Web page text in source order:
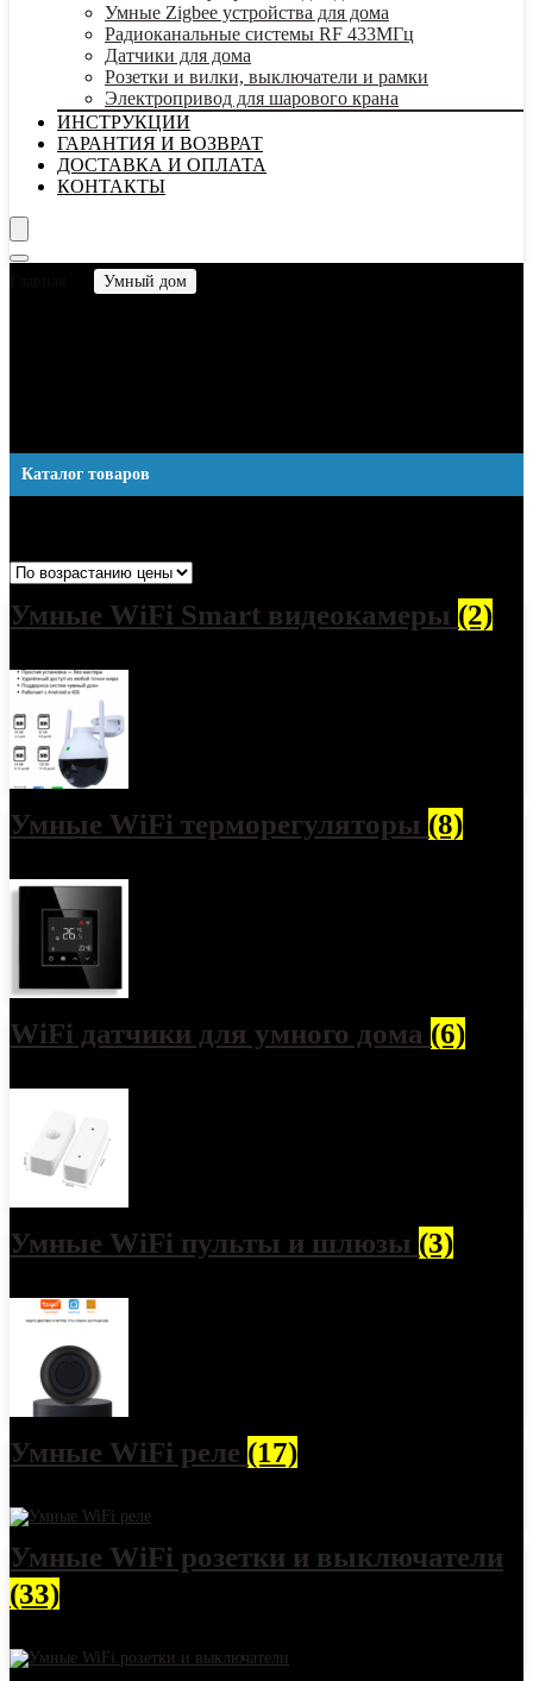
Умные Zigbee устройства для дома
Радиоканальные системы RF 433МГц
Датчики для дома
Розетки и вилки, выключатели и рамки
Электропривод для шарового крана
ИНСТРУКЦИИ
ГАРАНТИЯ И ВОЗВРАТ
ДОСТАВКА И ОПЛАТА
КОНТАКТЫ
Умный дом
Каталог товаров
Умные WiFi Smart видеокамеры (2)
Умные WiFi терморегуляторы (8)
WiFi датчики для умного дома (6)
Умные WiFi пульты и шлюзы (3)
Умные WiFi реле (17)
Умные WiFi розетки и выключатели
(33)